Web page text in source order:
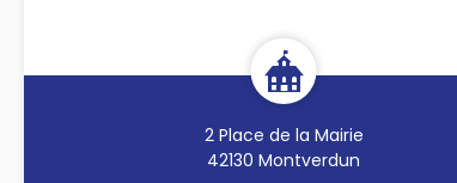
2 Place de la Mairie
42130 Montverdun